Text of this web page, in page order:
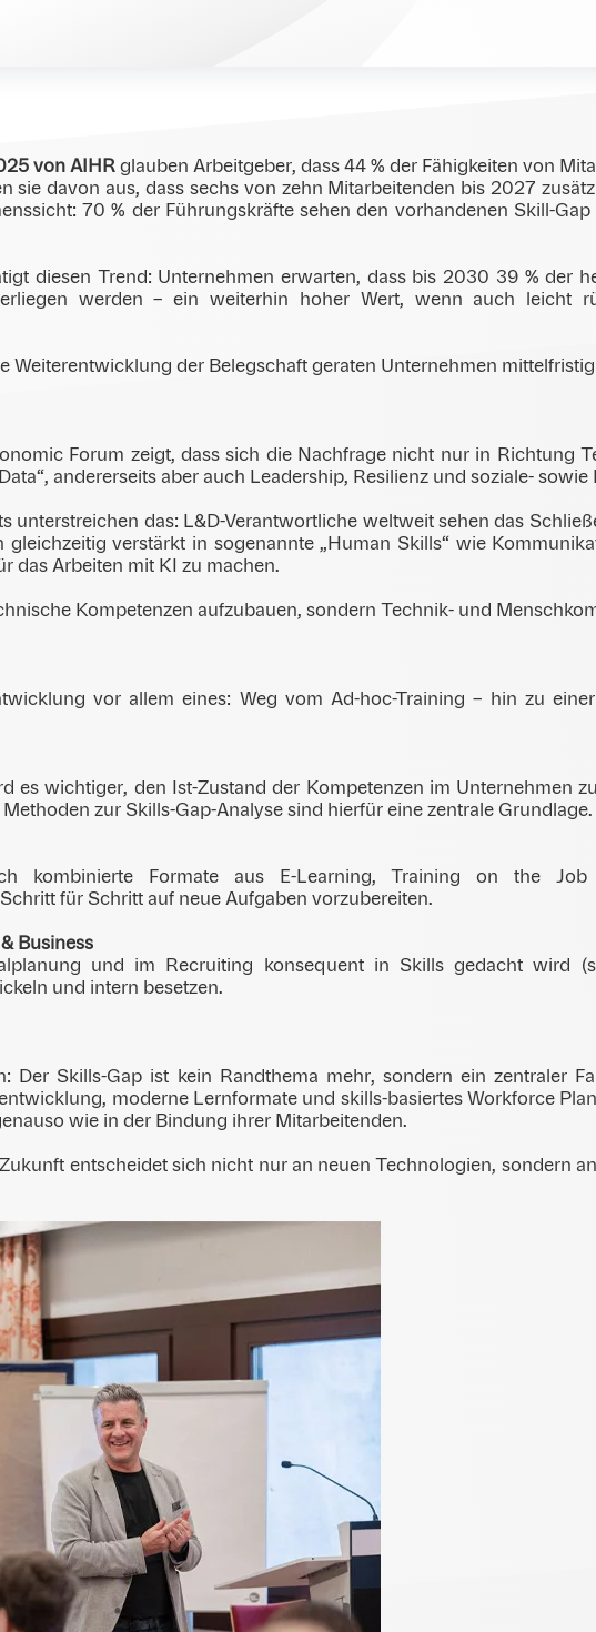
viele Unternehmen ihre Mitarbeitenden weiterentwickeln können.
von AIHRglauben Arbeitgeber, dass 44 % der Fähigkeiten von
sie davon aus, dass sechs von zehn Mitarbeitenden bis 2027
70 % der Führungskräfte sehen den vorhandenen Skill-
diesen Trend: Unternehmen erwarten, dass bis 2030 39 % der
werden – ein weiterhin hoher Wert, wenn auch leicht
Weiterentwicklung der Belegschaft geraten Unternehmen
Forum zeigt, dass sich die Nachfrage nicht nur in Richtung
andererseits aber auch Leadership, Resilienz und soziale-
unterstreichen das: L&D-Verantwortliche weltweit sehen das
verstärkt in sogenannte „Human Skills“ wie
das Arbeiten mit KI zu machen.
Kompetenzen aufzubauen, sondern Technik- und
vor allem eines: Weg vom Ad-hoc-Training – hin zu
es wichtiger, den Ist-Zustand der Kompetenzen im Unternehmen
zur Skills-Gap-Analyse sind hierfür eine zentrale Grundlage.
kombinierte Formate aus E-Learning, Training on the
für Schritt auf neue Aufgaben vorzubereiten.
Business
und im Recruiting konsequent in Skills gedacht wird
und intern besetzen.
Der Skills-Gap ist kein Randthema mehr, sondern ein zentraler
moderne Lernformate und skills-basiertes Workforce
wie in der Bindung ihrer Mitarbeitenden.
entscheidet sich nicht nur an neuen Technologien, sondern